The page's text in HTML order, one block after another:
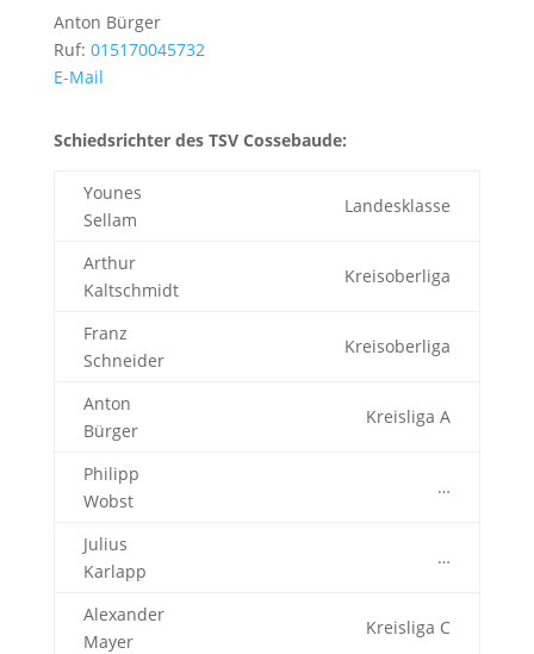
Anton Bürger
Ruf: 015170045732
E-Mail
Schiedsrichter des TSV Cossebaude:
Younes
Sellam
Landesklasse
Arthur
Kaltschmidt
Kreisoberliga
Franz
Schneider
Kreisoberliga
Anton
Bürger
Kreisliga A
Philipp
Wobst
…
Julius
Karlapp
…
Alexander
Mayer
Kreisliga C